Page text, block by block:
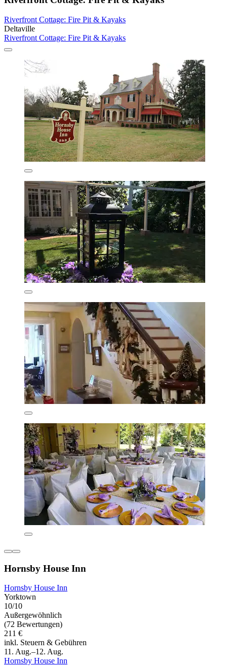
Riverfront Cottage: Fire Pit & Kayaks
Deltaville
Riverfront Cottage: Fire Pit & Kayaks
Hornsby House Inn
Hornsby House Inn
Yorktown
10/10
Außergewöhnlich
(72 Bewertungen)
211 €
inkl. Steuern & Gebühren
11. Aug.–12. Aug.
Hornsby House Inn